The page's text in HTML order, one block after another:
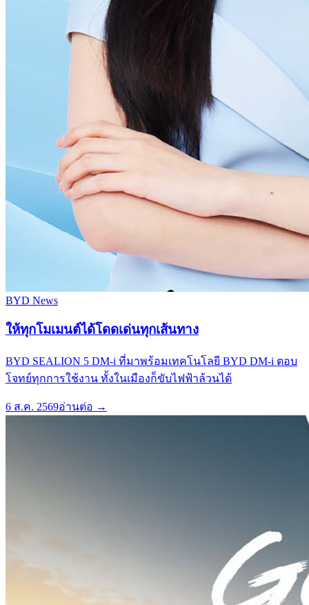
BYD News
ให้ทุกโมเมนต์ได้โดดเด่นทุกเส้นทาง
BYD SEALION 5 DM-i ที่มาพร้อมเทคโนโลยี BYD DM-i ตอบ
โจทย์ทุกการใช้งาน ทั้งในเมืองก็ขับไฟฟ้าล้วนได้
6 ส.ค. 2569อ่านต่อ →